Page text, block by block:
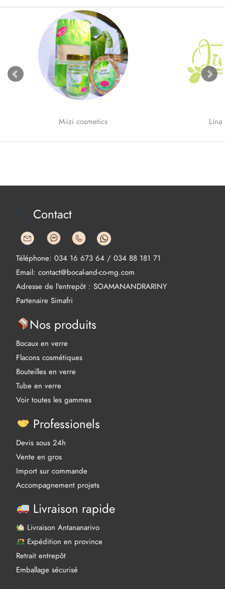
M-izi cosmetics
Contact
Téléphone: 034 16 673 64 / 034 88 181 71
Email: contact@bocal-and-co-mg.com
Adresse de l'entrepôt : SOAMANANDRARINY
Partenaire Simafri
Nos produits
Bocaux en verre
Flacons cosmétiques
Bouteilles en verre
Tube en verre
Voir toutes les gammes
Professionels
Devis sous 24h
Vente en gros
Import sur commande
Accompagnement projets
Livraison rapide
Livraison Antananarivo
Expédition en province
Retrait entrepôt
Emballage sécurisé